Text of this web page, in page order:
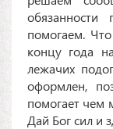
обязанности
помогаем.
концу года
лежачих
оформлен,
помогает чем
Дай Бог сил и